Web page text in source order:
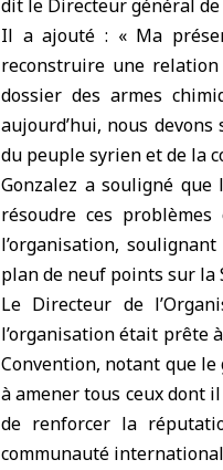
dit le Directeur général de
Il a ajouté : « Ma
reconstruire une
dossier des armes
aujourd’hui, nous
du peuple syrien et de la
Gonzalez a souligné
résoudre ces
l’organisation,
plan de neuf points sur la
Le Directeur de
l’organisation était prête
Convention, notant que
à amener tous ceux dont
de renforcer la
communauté